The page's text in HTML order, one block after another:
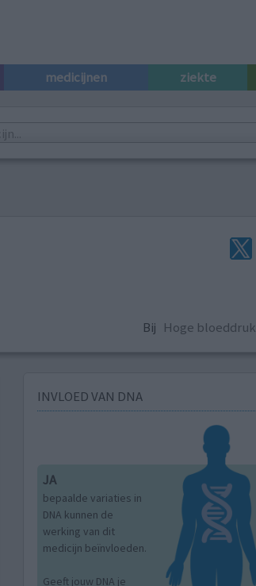
medicijnen ziekte
Bij Hoge bloeddruk
INVLOED VAN DNA
JA
bepaalde variaties in
DNA kunnen de
werking van dit
medicijn beïnvloeden.
Geeft jouw DNA je